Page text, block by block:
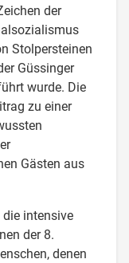
der
Stolpersteinen
Güssinger
wurde. Die
zu einer
Gästen aus
intensive
der 8.
denen